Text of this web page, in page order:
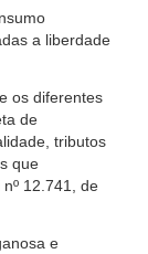
a liberdade
os diferentes
de
tributos
que
12.741, de
e